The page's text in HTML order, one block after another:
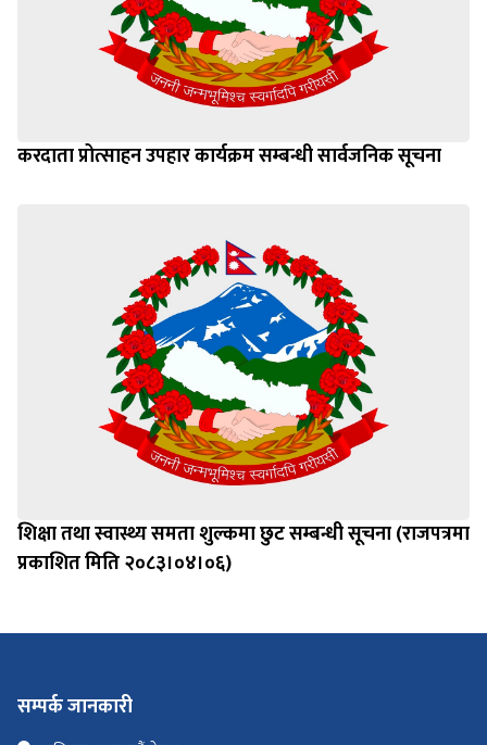
करदाता प्रोत्साहन उपहार कार्यक्रम सम्बन्धी सार्वजनिक सूचना
शिक्षा तथा स्वास्थ्य समता शुल्कमा छुट सम्बन्धी सूचना (राजपत्रमा
प्रकाशित मिति २०८३।०४।०६)
सम्पर्क जानकारी